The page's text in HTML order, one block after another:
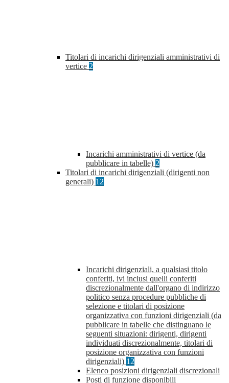
Titolari di incarichi dirigenziali amministrativi di
vertice 2
Incarichi amministrativi di vertice (da
pubblicare in tabelle) 2
Titolari di incarichi dirigenziali (dirigenti non
generali) 12
Incarichi dirigenziali, a qualsiasi titolo
conferiti, ivi inclusi quelli conferiti
discrezionalmente dall'organo di indirizzo
politico senza procedure pubbliche di
selezione e titolari di posizione
organizzativa con funzioni dirigenziali (da
pubblicare in tabelle che distinguano le
seguenti situazioni: dirigenti, dirigenti
individuati discrezionalmente, titolari di
posizione organizzativa con funzioni
dirigenziali) 12
Elenco posizioni dirigenziali discrezionali
Posti di funzione disponibili